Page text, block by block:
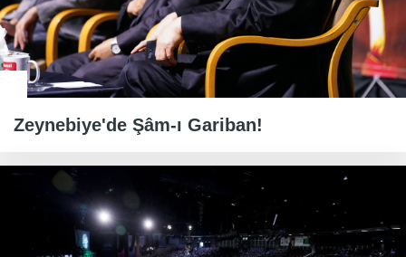
Zeynebiye'de Şâm-ı Gariban!